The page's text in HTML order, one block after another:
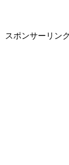
スポンサーリンク